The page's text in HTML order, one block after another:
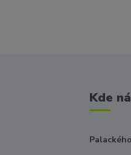
Kde